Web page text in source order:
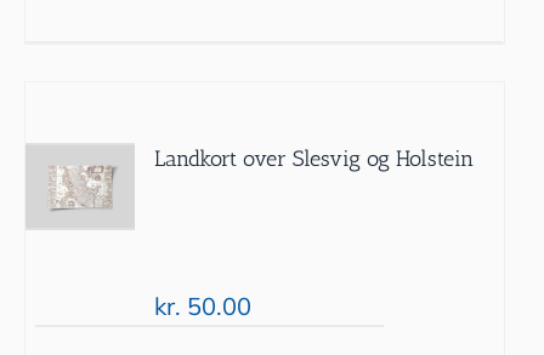
Landkort over Slesvig og Holstein
kr. 50.00